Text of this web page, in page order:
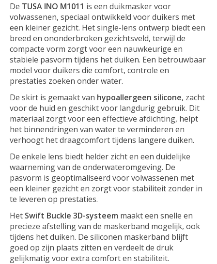
De TUSA INO M1011 is een duikmasker voor
volwassenen, speciaal ontwikkeld voor duikers met
een kleiner gezicht. Het single-lens ontwerp biedt een
breed en ononderbroken gezichtsveld, terwijl de
compacte vorm zorgt voor een nauwkeurige en
stabiele pasvorm tijdens het duiken. Een betrouwbaar
model voor duikers die comfort, controle en
prestaties zoeken onder water.
De skirt is gemaakt van hypoallergeen silicone, zacht
voor de huid en geschikt voor langdurig gebruik. Dit
materiaal zorgt voor een effectieve afdichting, helpt
het binnendringen van water te verminderen en
verhoogt het draagcomfort tijdens langere duiken.
De enkele lens biedt helder zicht en een duidelijke
waarneming van de onderwateromgeving. De
pasvorm is geoptimaliseerd voor volwassenen met
een kleiner gezicht en zorgt voor stabiliteit zonder in
te leveren op prestaties.
Het Swift Buckle 3D-systeem maakt een snelle en
precieze afstelling van de maskerband mogelijk, ook
tijdens het duiken. De siliconen maskerband blijft
goed op zijn plaats zitten en verdeelt de druk
gelijkmatig voor extra comfort en stabiliteit.